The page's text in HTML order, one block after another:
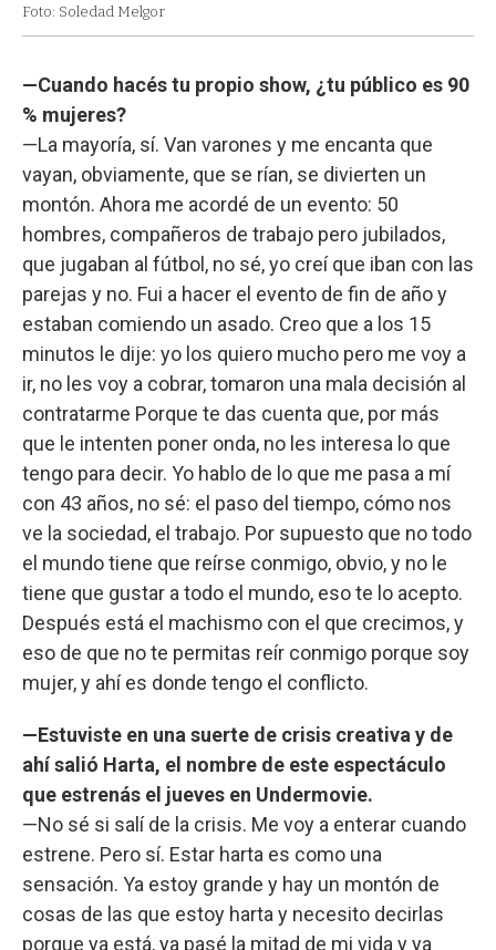
Foto: Soledad Melgor
—Cuando hacés tu propio show, ¿tu público es 90
% mujeres?
—La mayoría, sí. Van varones y me encanta que
vayan, obviamente, que se rían, se divierten un
montón. Ahora me acordé de un evento: 50
hombres, compañeros de trabajo pero jubilados,
que jugaban al fútbol, no sé, yo creí que iban con las
parejas y no. Fui a hacer el evento de fin de año y
estaban comiendo un asado. Creo que a los 15
minutos le dije: yo los quiero mucho pero me voy a
ir, no les voy a cobrar, tomaron una mala decisión al
contratarme Porque te das cuenta que, por más
que le intenten poner onda, no les interesa lo que
tengo para decir. Yo hablo de lo que me pasa a mí
con 43 años, no sé: el paso del tiempo, cómo nos
ve la sociedad, el trabajo. Por supuesto que no todo
el mundo tiene que reírse conmigo, obvio, y no le
tiene que gustar a todo el mundo, eso te lo acepto.
Después está el machismo con el que crecimos, y
eso de que no te permitas reír conmigo porque soy
mujer, y ahí es donde tengo el conflicto.
—Estuviste en una suerte de crisis creativa y de
ahí salió Harta, el nombre de este espectáculo
que estrenás el jueves en Undermovie.
—No sé si salí de la crisis. Me voy a enterar cuando
estrene. Pero sí. Estar harta es como una
sensación. Ya estoy grande y hay un montón de
cosas de las que estoy harta y necesito decirlas
porque ya está, ya pasé la mitad de mi vida y ya